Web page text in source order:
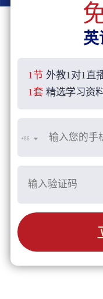
英
1节 外教1对1直
1套 精选学习资
+86